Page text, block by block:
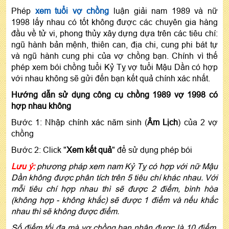
Phép xem tuổi vợ chồng luận giải nam 1989 và nữ
1998 lấy nhau có tốt không được các chuyên gia hàng
đầu về tử vi, phong thủy xây dựng dựa trên các tiêu chí:
ngũ hành bản mệnh, thiên can, địa chi, cung phi bát tự
và ngũ hành cung phi của vợ chồng bạn. Chính vì thế
phép xem bói chồng tuổi Kỷ Tỵ vợ tuổi Mậu Dần có hợp
với nhau không sẽ gửi đến bạn kết quả chính xác nhất.
Hướng dẫn sử dụng công cụ chồng 1989 vợ 1998 có
hợp nhau không
Bước 1: Nhập chính xác năm sinh (Âm Lịch) của 2 vợ
chồng
Bước 2: Click "Xem kết quả" để sử dụng phép bói
Lưu ý:phương pháp xem nam Kỷ Tỵ có hợp với nữ Mậu
Dần không được phân tích trên 5 tiêu chí khác nhau. Với
mỗi tiêu chí hợp nhau thì sẽ được 2 điểm, bình hòa
(không hợp - không khắc) sẽ được 1 điểm và nếu khắc
nhau thì sẽ không được điểm.